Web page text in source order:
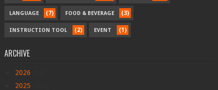
LANGUAGE (7) FOOD & BEVERAGE (3)
INSTRUCTION TOOL (2) EVENT (1)
ARCHIVE
2026
2025